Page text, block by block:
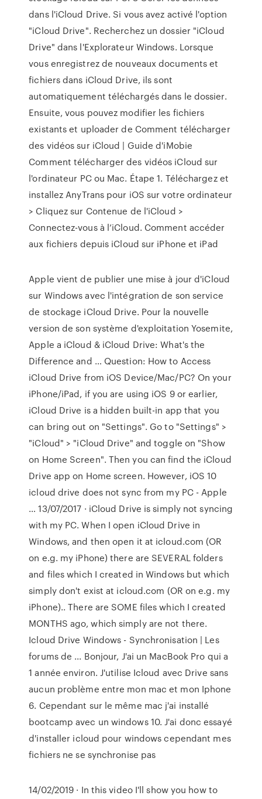
dans l'iCloud Drive. Si vous avez activé l'option
"iCloud Drive". Recherchez un dossier "iCloud
Drive" dans l'Explorateur Windows. Lorsque
vous enregistrez de nouveaux documents et
fichiers dans iCloud Drive, ils sont
automatiquement téléchargés dans le dossier.
Ensuite, vous pouvez modifier les fichiers
existants et uploader de Comment télécharger
des vidéos sur iCloud | Guide d'iMobie
Comment télécharger des vidéos iCloud sur
l'ordinateur PC ou Mac. Étape 1. Téléchargez et
installez AnyTrans pour iOS sur votre ordinateur
> Cliquez sur Contenue de l'iCloud >
Connectez-vous à l’iCloud. Comment accéder
aux fichiers depuis iCloud sur iPhone et iPad
Apple vient de publier une mise à jour d'iCloud
sur Windows avec l'intégration de son service
de stockage iCloud Drive. Pour la nouvelle
version de son système d'exploitation Yosemite,
Apple a iCloud & iCloud Drive: What's the
Difference and … Question: How to Access
iCloud Drive from iOS Device/Mac/PC? On your
iPhone/iPad, if you are using iOS 9 or earlier,
iCloud Drive is a hidden built-in app that you
can bring out on "Settings". Go to "Settings" >
"iCloud" > "iCloud Drive" and toggle on "Show
on Home Screen". Then you can find the iCloud
Drive app on Home screen. However, iOS 10
icloud drive does not sync from my PC - Apple
… 13/07/2017 · iCloud Drive is simply not syncing
with my PC. When I open iCloud Drive in
Windows, and then open it at icloud.com (OR
on e.g. my iPhone) there are SEVERAL folders
and files which I created in Windows but which
simply don't exist at icloud.com (OR on e.g. my
iPhone).. There are SOME files which I created
MONTHS ago, which simply are not there.
Icloud Drive Windows - Synchronisation | Les
forums de ... Bonjour, J'ai un MacBook Pro qui a
1 année environ. J'utilise Icloud avec Drive sans
aucun problème entre mon mac et mon Iphone
6. Cependant sur le même mac j'ai installé
bootcamp avec un windows 10. J'ai donc essayé
d'installer icloud pour windows cependant mes
fichiers ne se synchronise pas
14/02/2019 · In this video I'll show you how to